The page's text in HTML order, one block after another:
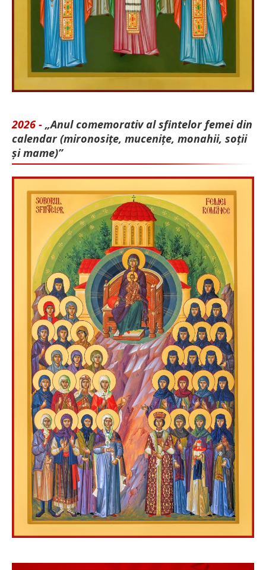
2026 - „Anul comemorativ al sfintelor femei din
calendar (mironosițe, mu­cenițe, monahii, soții
și mame)”